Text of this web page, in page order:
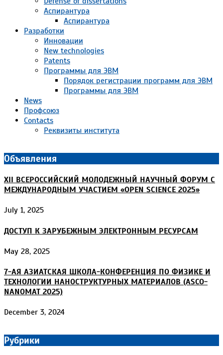
Аспирантура
Аспирантура
Разработки
Инновации
New technologies
Patents
Программы для ЭВМ
Порядок регистрации программ для ЭВМ
Программы для ЭВМ
News
Профсоюз
Contacts
Реквизиты института
Объявления
XII ВСЕРОССИЙСКИЙ МОЛОДЕЖНЫЙ НАУЧНЫЙ ФОРУМ С
МЕЖДУНАРОДНЫМ УЧАСТИЕМ «OPEN SCIENCE 2025»
July 1, 2025
ДОСТУП К ЗАРУБЕЖНЫМ ЭЛЕКТРОННЫМ РЕСУРСАМ
May 28, 2025
7-АЯ АЗИАТСКАЯ ШКОЛА-КОНФЕРЕНЦИЯ ПО ФИЗИКЕ И
ТЕХНОЛОГИИ НАНОСТРУКТУРНЫХ МАТЕРИАЛОВ (ASCO-
NANOMAT 2025)
December 3, 2024
Рубрики